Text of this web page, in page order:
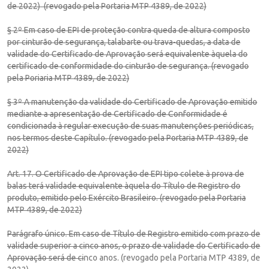
de 2022) (revogado pela Portaria MTP 4389, de 2022)
§ 2º Em caso de EPI de proteção contra queda de altura composto
por cinturão de segurança, talabarte ou trava-quedas, a data de
validade do Certificado de Aprovação será equivalente àquela do
certificado de conformidade do cinturão de segurança. (revogado
pela Poriaria MTP 4389, de 2022)
§ 3º A manutenção da validade do Certificado de Aprovação emitido
mediante a apresentação de Certificado de Conformidade é
condicionada à regular execução de suas manutenções periódicas,
nos termos deste Capítulo. (revogado pela Portaria MTP 4389, de
2022)
Art. 17. O Certificado de Aprovação de EPI tipo colete à prova de
balas terá validade equivalente àquela do Título de Registro do
produto, emitido pelo Exército Brasileiro. (revogado pela Portaria
MTP 4389, de 2022)
Parágrafo único. Em caso de Título de Registro emitido com prazo de
validade superior a cinco anos, o prazo de validade do Certificado de
Aprovação será de cinco anos. (revogado pela Portaria MTP 4389, de